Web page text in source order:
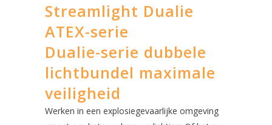
Streamlight Dualie
ATEX-serie
Dualie-serie dubbele
lichtbundel maximale
veiligheid
Werken in een explosiegevaarlijke omgeving